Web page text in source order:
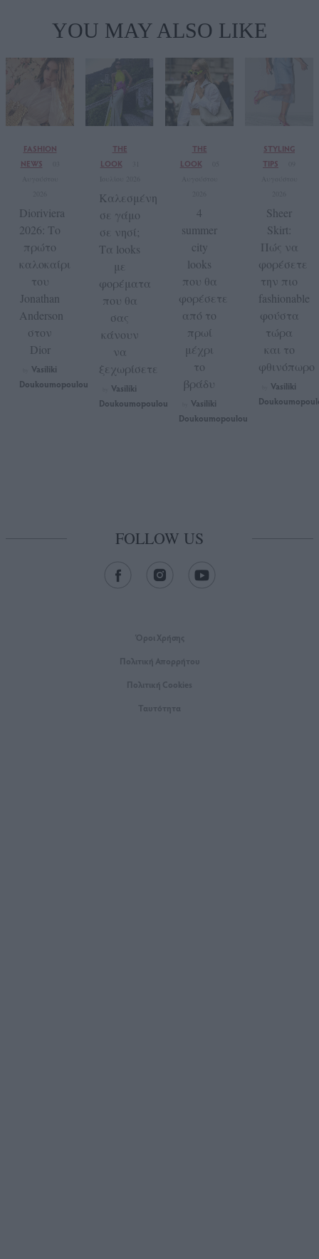
YOU MAY ALSO LIKE
FASHION
NEWS
Dioriviera
2026: Το
πρώτο
καλοκαίρι
του
Jonathan
Anderson
στον
Dior
Vasiliki
Doukoumopoulou
THE
LOOK
Καλεσμένη
σε γάμο
σε νησί;
Τα looks
με
φορέματα
που θα
σας
κάνουν
να
ξεχωρίσετε
Vasiliki
Doukoumopoulou
THE
LOOK
4
summer
city
looks
που θα
φορέσετε
από το
πρωί
μέχρι
το
βράδυ
Vasiliki
Doukoumopoulou
STYLING
TIPS
Sheer
Skirt:
Πώς να
φορέσετε
την πιο
fashionable
φούστα
τώρα
και το
φθινόπωρο
Vasiliki
FOLLOW US
Όροι Xρήσης
Πολιτική Απορρήτου
Πολιτική Cookies
Ταυτότητα